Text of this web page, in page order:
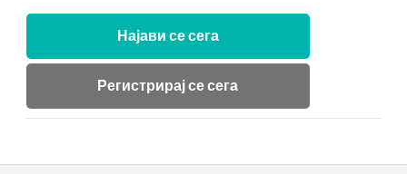
Најави се сега
Регистрирај се сега